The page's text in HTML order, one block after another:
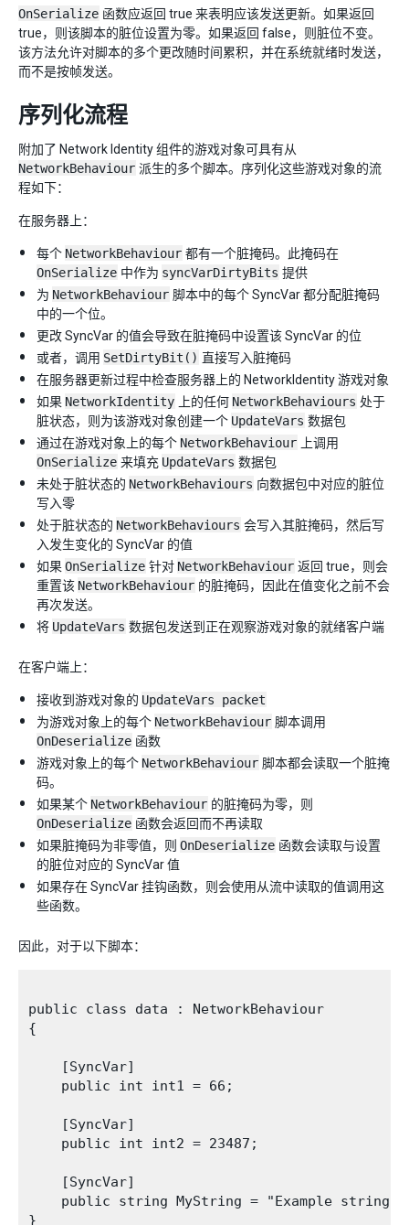
OnSerialize 函数应返回 true 来表明应该发送更新。如果返回
true，则该脚本的脏位设置为零。如果返回 false，则脏位不变。
该方法允许对脚本的多个更改随时间累积，并在系统就绪时发送，
而不是按帧发送。
序列化流程
附加了 Network Identity 组件的游戏对象可具有从
NetworkBehaviour 派生的多个脚本。序列化这些游戏对象的流
程如下：
在服务器上：
每个 NetworkBehaviour 都有一个脏掩码。此掩码在
OnSerialize 中作为 syncVarDirtyBits 提供
为 NetworkBehaviour 脚本中的每个 SyncVar 都分配脏掩码
中的一个位。
更改 SyncVar 的值会导致在脏掩码中设置该 SyncVar 的位
或者，调用 SetDirtyBit() 直接写入脏掩码
在服务器更新过程中检查服务器上的 NetworkIdentity 游戏对象
如果 NetworkIdentity 上的任何 NetworkBehaviours 处于
脏状态，则为该游戏对象创建一个 UpdateVars 数据包
通过在游戏对象上的每个 NetworkBehaviour 上调用
OnSerialize 来填充 UpdateVars 数据包
未处于脏状态的 NetworkBehaviours 向数据包中对应的脏位
写入零
处于脏状态的 NetworkBehaviours 会写入其脏掩码，然后写
入发生变化的 SyncVar 的值
如果OnSerialize 针对 NetworkBehaviour 返回 true，则会
重置该 NetworkBehaviour 的脏掩码，因此在值变化之前不会
再次发送。
将 UpdateVars 数据包发送到正在观察游戏对象的就绪客户端
在客户端上：
接收到游戏对象的 UpdateVars packet
为游戏对象上的每个 NetworkBehaviour 脚本调用
OnDeserialize 函数
游戏对象上的每个 NetworkBehaviour 脚本都会读取一个脏掩
码。
如果某个 NetworkBehaviour 的脏掩码为零，则
OnDeserialize 函数会返回而不再读取
如果脏掩码为非零值，则 OnDeserialize 函数会读取与设置
的脏位对应的 SyncVar 值
如果存在 SyncVar 挂钩函数，则会使用从流中读取的值调用这
些函数。
因此，对于以下脚本：
public class data : NetworkBehaviour
{
    [SyncVar]
    public int int1 = 66;
    [SyncVar]
    public int int2 = 23487;
    [SyncVar]
    public string MyString = "Example string";
}